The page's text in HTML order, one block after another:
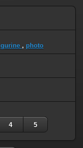
, photo
4 5